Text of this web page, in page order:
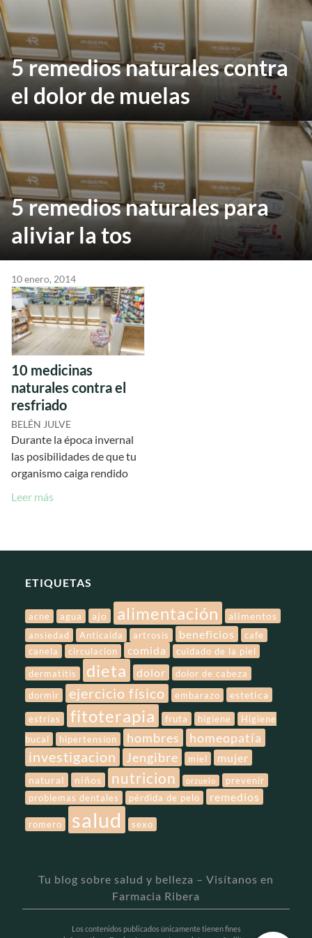
5 remedios naturales contra
el dolor de muelas
5 remedios naturales para
aliviar la tos
10 enero, 2014
10 medicinas
naturales contra el
resfriado
BELÉN JULVE
Durante la época invernal
las posibilidades de que tu
organismo caiga rendido
Leer más
ETIQUETAS
acne agua ajo alimentación alimentos
ansiedad Anticaida artrosis beneficios
cafe
canela
circulacion comida
cuidado de la piel
dermatitis
dieta dolor
dolor de cabeza
dormir
ejercicio físico embarazo estetica
estrías fitoterapia fruta higiene
Higiene
bucal
hipertension hombres homeopatía
investigacion Jengibre miel mujer
natural niños nutricion orzuelo
prevenir
problemas dentales
pérdida de pelo remedios
romero salud sexo
Tu blog sobre salud y belleza – Visítanos en
Farmacia Ribera
Los contenidos publicados únicamente tienen fines